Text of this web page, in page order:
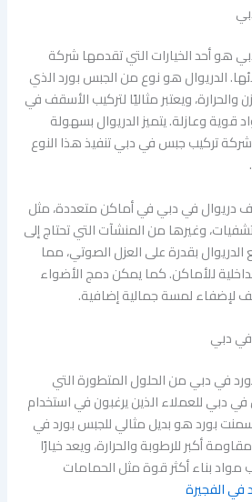
هو أحد الخيارات التي تقدمها شركة
الدريوال هو نوع من الجبس بورد الذي
والحرارة، ويعتبر مثاليًا لتركيب الأسقف في
قوية وعازلة. يتميز الدريوال بسهولة
تركيب جبس في دبي تنفيذ هذا النوع
دريوال في دبي في أماكن متعددة، مثل
وغيرها من المنشآت التي تحتاج إلى
بقدرة على العزل الصوتي، مما
للأماكن. كما يمكن دمج الأضواء
لإضفاء لمسة جمالية إضافية.
في دبي
في دبي من الحلول المتطورة التي
دبي للعملاء الذين يرغبون في استخدام
بورد هو بديل مثالي للجبس بورد في
أكبر للرطوبة والحرارة، ويعد خيارًا
مواد بناء أكثر قوة مثل الحمامات
في الفجيرة